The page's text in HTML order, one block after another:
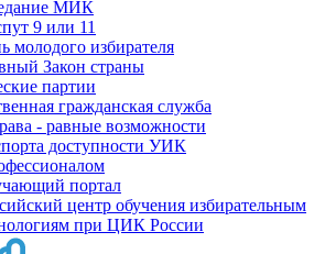
МИК
9 или 11
молодого избирателя
Закон страны
партии
гражданская служба
- равные возможности
доступности УИК
портал
центр обучения избирательным
при ЦИК России